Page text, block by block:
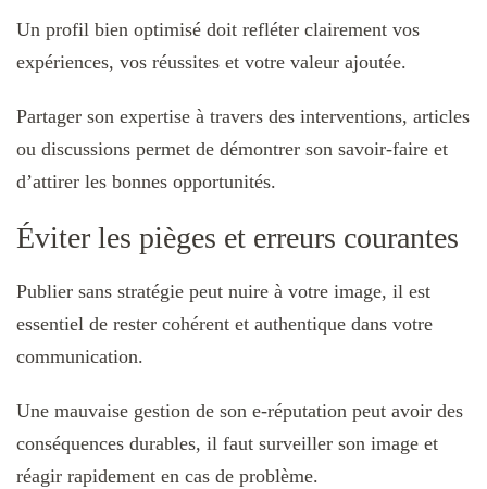
Un profil bien optimisé doit refléter clairement vos
expériences, vos réussites et votre valeur ajoutée.
Partager son expertise à travers des interventions, articles
ou discussions permet de démontrer son savoir-faire et
d’attirer les bonnes opportunités.
Éviter les pièges et erreurs courantes
Publier sans stratégie peut nuire à votre image, il est
essentiel de rester cohérent et authentique dans votre
communication.
Une mauvaise gestion de son e-réputation peut avoir des
conséquences durables, il faut surveiller son image et
réagir rapidement en cas de problème.